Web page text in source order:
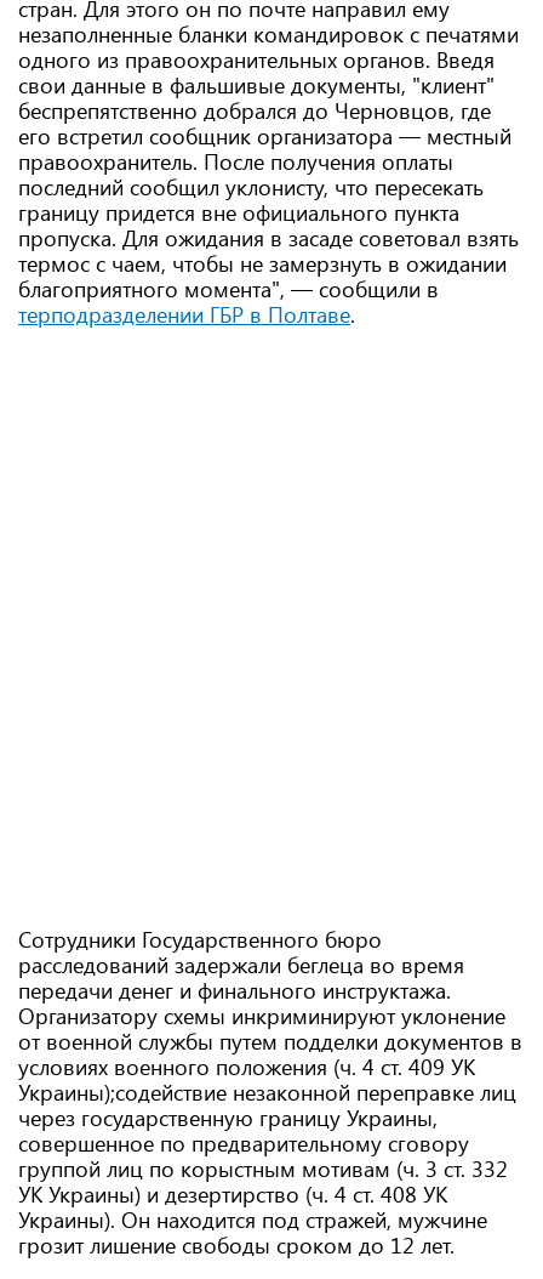
стран. Для этого он по почте направил ему
незаполненные бланки командировок с печатями
одного из правоохранительных органов. Введя
свои данные в фальшивые документы, "клиент"
беспрепятственно добрался до Черновцов, где
его встретил сообщник организатора — местный
правоохранитель. После получения оплаты
последний сообщил уклонисту, что пересекать
границу придется вне официального пункта
пропуска. Для ожидания в засаде советовал взять
термос с чаем, чтобы не замерзнуть в ожидании
благоприятного момента", — сообщили в
терподразделении ГБР в Полтаве.
Сотрудники Государственного бюро
расследований задержали беглеца во время
передачи денег и финального инструктажа.
Организатору схемы инкриминируют уклонение
от военной службы путем подделки документов в
условиях военного положения (ч. 4 ст. 409 УК
Украины);содействие незаконной переправке лиц
через государственную границу Украины,
совершенное по предварительному сговору
группой лиц по корыстным мотивам (ч. 3 ст. 332
УК Украины) и дезертирство (ч. 4 ст. 408 УК
Украины). Он находится под стражей, мужчине
грозит лишение свободы сроком до 12 лет.